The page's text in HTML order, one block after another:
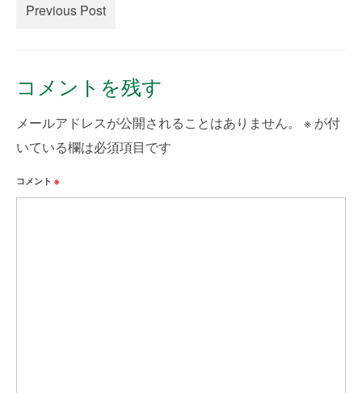
minne
Contact Us
Previous Post
コメントを残す
メールアドレスが公開されることはありません。 ※ が付
いている欄は必須項目です
コメント ※